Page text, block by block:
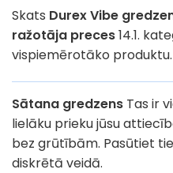
Skats Durex Vibe
ražotāja preces14.1.
vispiemērotāko produktu.
Sātana gredzens Tas ir
lielāku prieku jūsu
bez grūtībām. Pasūtiet
diskrētā veidā.